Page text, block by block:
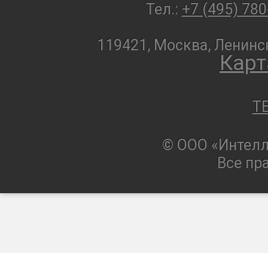
Тел.: +7 (495)
119421, Москва,
© ООО
Все